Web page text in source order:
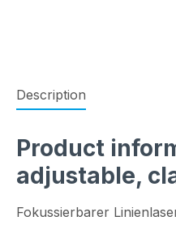
Description
Product
adjustable,
Fokussierbarer